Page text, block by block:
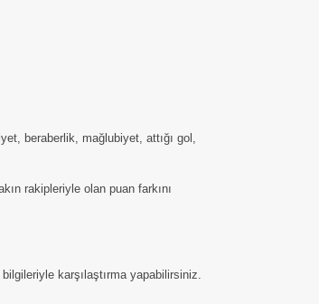
beraberlik, mağlubiyet, attığı gol,
rakipleriyle olan puan farkını
karşılaştırma yapabilirsiniz.